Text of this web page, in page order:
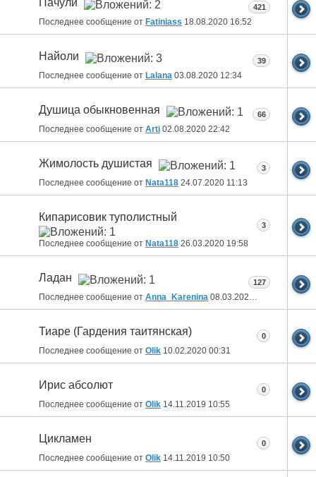
Последнее сообщение от Fatiniass 18.08.2020 16:52
421
Найоли
Последнее сообщение от Lalana 03.08.2020 12:34
39
Душица обыкновенная
Последнее сообщение от Arti 02.08.2020 22:42
66
Жимолость душистая
Последнее сообщение от Nata118 24.07.2020 11:13
3
Кипарисовик туполистный
Последнее сообщение от Nata118 26.03.2020 19:58
3
Ладан
Последнее сообщение от Anna_Karenina 08.03.2020
127
Тиаре (Гардения таитянская)
Последнее сообщение от Olik 10.02.2020 00:31
0
Ирис абсолют
Последнее сообщение от Olik 14.11.2019 10:55
0
Цикламен
Последнее сообщение от Olik 14.11.2019 10:50
0